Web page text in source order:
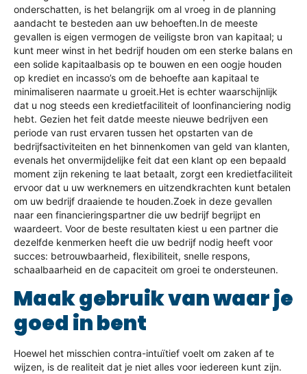
onderschatten, is het belangrijk om al vroeg in de planning
aandacht te besteden aan uw behoeften.In de meeste
gevallen is eigen vermogen de veiligste bron van kapitaal; u
kunt meer winst in het bedrijf houden om een sterke balans en
een solide kapitaalbasis op te bouwen en een oogje houden
op krediet en incasso’s om de behoefte aan kapitaal te
minimaliseren naarmate u groeit.Het is echter waarschijnlijk
dat u nog steeds een kredietfaciliteit of loonfinanciering nodig
hebt. Gezien het feit datde meeste nieuwe bedrijven een
periode van rust ervaren tussen het opstarten van de
bedrijfsactiviteiten en het binnenkomen van geld van klanten,
evenals het onvermijdelijke feit dat een klant op een bepaald
moment zijn rekening te laat betaalt, zorgt een kredietfaciliteit
ervoor dat u uw werknemers en uitzendkrachten kunt betalen
om uw bedrijf draaiende te houden.Zoek in deze gevallen
naar een financieringspartner die uw bedrijf begrijpt en
waardeert. Voor de beste resultaten kiest u een partner die
dezelfde kenmerken heeft die uw bedrijf nodig heeft voor
succes: betrouwbaarheid, flexibiliteit, snelle respons,
schaalbaarheid en de capaciteit om groei te ondersteunen.
Maak gebruik van waar je
goed in bent
Hoewel het misschien contra-intuïtief voelt om zaken af te
wijzen, is de realiteit dat je niet alles voor iedereen kunt zijn.